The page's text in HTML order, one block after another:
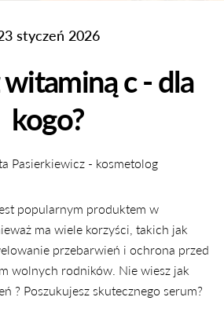
styczeń 2026
witaminą c - dla
kogo?
Pasierkiewicz - kosmetolog
popularnym produktem w
ma wiele korzyści, takich jak
przebarwień i ochrona przed
wolnych rodników. Nie wiesz jak
? Poszukujesz skutecznego serum?